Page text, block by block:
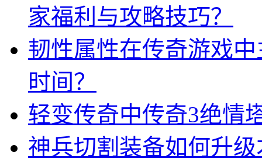
家福利与攻略技巧？
韧性属性在传奇游戏
时间？
轻变传奇中传奇3绝情
神兵切割装备如何升